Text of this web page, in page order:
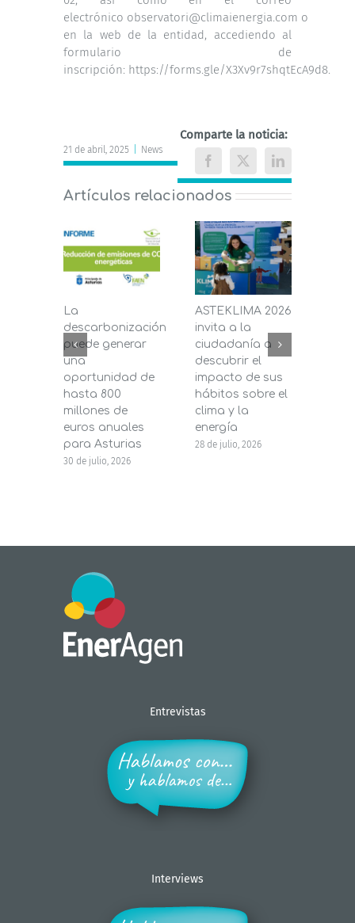
electrónico observatori@climaienergia.com o
en la web de la entidad, accediendo al
formulario de
inscripción: https://forms.gle/X3Xv9r7shqtEcA9d8.
21 de abril, 2025 News
Comparte la noticia:
Facebook
X LinkedIn
Artículos relacionados
La
descarbonización
puede generar
una
oportunidad de
hasta 800
millones de
euros anuales
para Asturias
30 de julio, 2026
ASTEKLIMA 2026
invita a la
ciudadanía a
descubrir el
impacto de sus
hábitos sobre el
clima y la
energía
28 de julio, 2026
Entrevistas
Interviews